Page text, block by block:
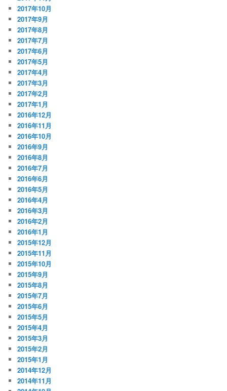
2017年10月
2017年9月
2017年8月
2017年7月
2017年6月
2017年5月
2017年4月
2017年3月
2017年2月
2017年1月
2016年12月
2016年11月
2016年10月
2016年9月
2016年8月
2016年7月
2016年6月
2016年5月
2016年4月
2016年3月
2016年2月
2016年1月
2015年12月
2015年11月
2015年10月
2015年9月
2015年8月
2015年7月
2015年6月
2015年5月
2015年4月
2015年3月
2015年2月
2015年1月
2014年12月
2014年11月